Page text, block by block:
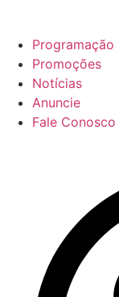
Programação
Promoções
Notícias
Anuncie
Fale Conosco